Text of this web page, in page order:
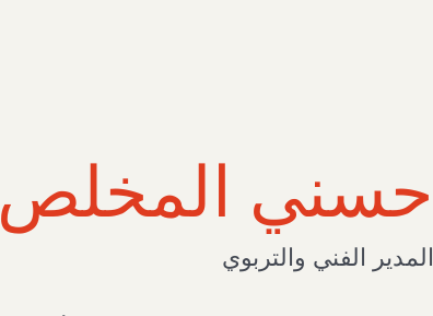
حسني المخلص
المدير الفني والتربوي